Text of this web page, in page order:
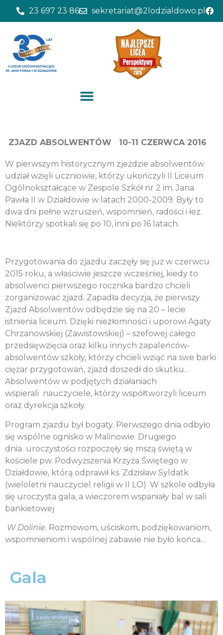
23 697 23 86 sekretariat@2lodzialdowo.pl
ZJAZD ABSOLWENTÓW 10-11 CZERWCA 2016
W pierwszym historycznym zjeździe absolwentów
udział wzięli uczniowie, którzy ukończyli II Liceum
Ogólnokształcące w Zespole Szkół nr 2 im. Jana
Pawła II w Działdowie w latach 2000-2009. Były to
dwa dni pełne wzruszeń, wspomnień, radości i łez.
Niektórzy spotkali się po 10, inni po 16 latach.
Przygotowania do zjazdu zaczęły się już w czerwcu
2015 roku, a właściwie jeszcze wcześniej, kiedy to
absolwenci pierwszego rocznika bardzo chcieli
zorganizować zjazd. Zapadła decyzja, że pierwszy
Zjazd Absolwentów odbędzie się na 20 – lecie
istnienia liceum. Dzięki niezłomności i uporowi Agaty
Chrzanowskiej (Zawistowskiej) – szefowej całego
przedsięwzięcia oraz kilku innych zapaleńców-
absolwentów szkoły, którzy chcieli wziąć na swe barki
ciężar przygotowań, zjazd doszedł do skutku..
Absolwentów w podjętych działaniach
wspierali nauczyciele, którzy współtworzyli liceum
oraz dyrekcja szkoły.
Program zjazdu był bogaty. Pierwszego dnia odbyło
się wspólne ognisko w Malinowie. Drugiego
dnia uroczystości rozpoczęły się mszą świętą w
kościele pw. Podwyższenia Krzyża Świętego w
Działdowie, którą odprawił ks. Zdzisław Syldatk
(wieloletni nauczyciel religii w II LO). W szkole odbyła
się uroczysta gala, a wieczorem wspaniały bal w sali
bankietowej
W Dolinie. Rozmowom, uściskom, podziękowaniom,
wspomnieniom i wspólnej zabawie nie było końca…
Gala